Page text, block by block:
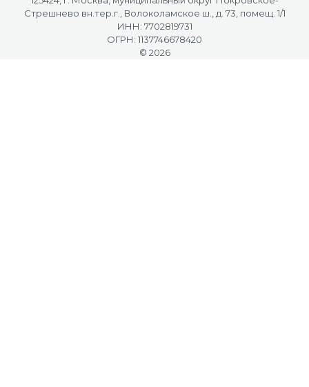
Стрешнево вн.тер.г., Волоколамское ш., д. 73, помещ. 1/1
ИНН: 7702819731
ОГРН: 1137746678420
© 2026